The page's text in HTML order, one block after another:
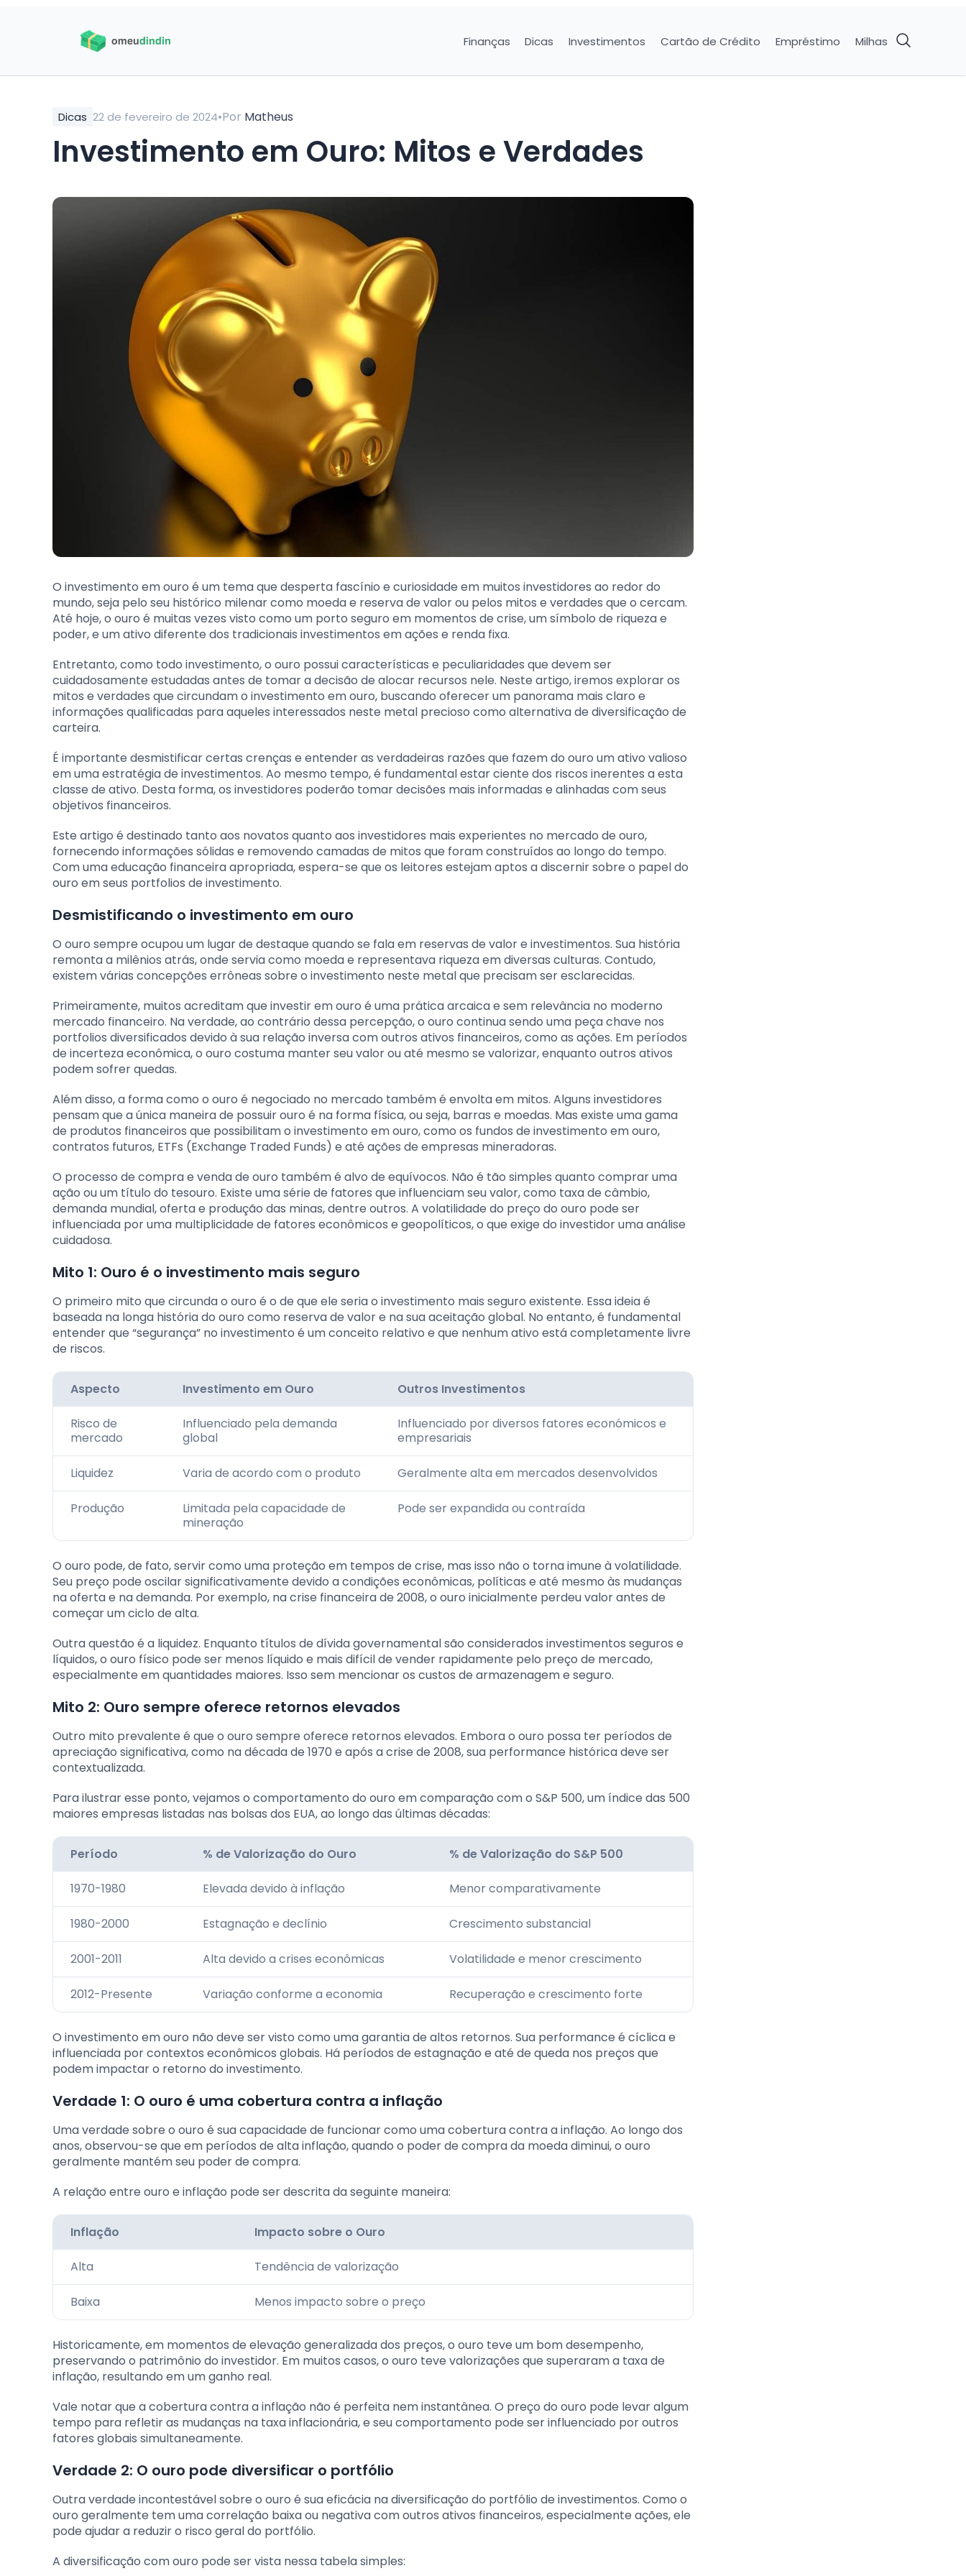
Finanças Dicas Investimentos Cartão de Crédito Empréstimo Milhas
Dicas 22 de fevereiro de 2024•Por Matheus
Investimento em Ouro: Mitos e Verdades
O investimento em ouro é um tema que desperta fascínio e curiosidade em muitos investidores ao redor do
mundo, seja pelo seu histórico milenar como moeda e reserva de valor ou pelos mitos e verdades que o cercam.
Até hoje, o ouro é muitas vezes visto como um porto seguro em momentos de crise, um símbolo de riqueza e
poder, e um ativo diferente dos tradicionais investimentos em ações e renda fixa.
Entretanto, como todo investimento, o ouro possui características e peculiaridades que devem ser
cuidadosamente estudadas antes de tomar a decisão de alocar recursos nele. Neste artigo, iremos explorar os
mitos e verdades que circundam o investimento em ouro, buscando oferecer um panorama mais claro e
informações qualificadas para aqueles interessados neste metal precioso como alternativa de diversificação de
carteira.
É importante desmistificar certas crenças e entender as verdadeiras razões que fazem do ouro um ativo valioso
em uma estratégia de investimentos. Ao mesmo tempo, é fundamental estar ciente dos riscos inerentes a esta
classe de ativo. Desta forma, os investidores poderão tomar decisões mais informadas e alinhadas com seus
objetivos financeiros.
Este artigo é destinado tanto aos novatos quanto aos investidores mais experientes no mercado de ouro,
fornecendo informações sólidas e removendo camadas de mitos que foram construídos ao longo do tempo.
Com uma educação financeira apropriada, espera-se que os leitores estejam aptos a discernir sobre o papel do
ouro em seus portfolios de investimento.
Desmistificando o investimento em ouro
O ouro sempre ocupou um lugar de destaque quando se fala em reservas de valor e investimentos. Sua história
remonta a milênios atrás, onde servia como moeda e representava riqueza em diversas culturas. Contudo,
existem várias concepções errôneas sobre o investimento neste metal que precisam ser esclarecidas.
Primeiramente, muitos acreditam que investir em ouro é uma prática arcaica e sem relevância no moderno
mercado financeiro. Na verdade, ao contrário dessa percepção, o ouro continua sendo uma peça chave nos
portfolios diversificados devido à sua relação inversa com outros ativos financeiros, como as ações. Em períodos
de incerteza econômica, o ouro costuma manter seu valor ou até mesmo se valorizar, enquanto outros ativos
podem sofrer quedas.
Além disso, a forma como o ouro é negociado no mercado também é envolta em mitos. Alguns investidores
pensam que a única maneira de possuir ouro é na forma física, ou seja, barras e moedas. Mas existe uma gama
de produtos financeiros que possibilitam o investimento em ouro, como os fundos de investimento em ouro,
contratos futuros, ETFs (Exchange Traded Funds) e até ações de empresas mineradoras.
O processo de compra e venda de ouro também é alvo de equívocos. Não é tão simples quanto comprar uma
ação ou um título do tesouro. Existe uma série de fatores que influenciam seu valor, como taxa de câmbio,
demanda mundial, oferta e produção das minas, dentre outros. A volatilidade do preço do ouro pode ser
influenciada por uma multiplicidade de fatores econômicos e geopolíticos, o que exige do investidor uma análise
cuidadosa.
Mito 1: Ouro é o investimento mais seguro
O primeiro mito que circunda o ouro é o de que ele seria o investimento mais seguro existente. Essa ideia é
baseada na longa história do ouro como reserva de valor e na sua aceitação global. No entanto, é fundamental
entender que “segurança” no investimento é um conceito relativo e que nenhum ativo está completamente livre
de riscos.
Aspecto Investimento em Ouro Outros Investimentos
Risco de
mercado
Influenciado pela demanda
global
Influenciado por diversos fatores económicos e
empresariais
Liquidez Varia de acordo com o produto Geralmente alta em mercados desenvolvidos
Produção
Limitada pela capacidade de
mineração
Pode ser expandida ou contraída
O ouro pode, de fato, servir como uma proteção em tempos de crise, mas isso não o torna imune à volatilidade.
Seu preço pode oscilar significativamente devido a condições econômicas, políticas e até mesmo às mudanças
na oferta e na demanda. Por exemplo, na crise financeira de 2008, o ouro inicialmente perdeu valor antes de
começar um ciclo de alta.
Outra questão é a liquidez. Enquanto títulos de dívida governamental são considerados investimentos seguros e
líquidos, o ouro físico pode ser menos líquido e mais difícil de vender rapidamente pelo preço de mercado,
especialmente em quantidades maiores. Isso sem mencionar os custos de armazenagem e seguro.
Mito 2: Ouro sempre oferece retornos elevados
Outro mito prevalente é que o ouro sempre oferece retornos elevados. Embora o ouro possa ter períodos de
apreciação significativa, como na década de 1970 e após a crise de 2008, sua performance histórica deve ser
contextualizada.
Para ilustrar esse ponto, vejamos o comportamento do ouro em comparação com o S&P 500, um índice das 500
maiores empresas listadas nas bolsas dos EUA, ao longo das últimas décadas:
Período % de Valorização do Ouro % de Valorização do S&P 500
1970-1980 Elevada devido à inflação Menor comparativamente
1980-2000 Estagnação e declínio Crescimento substancial
2001-2011 Alta devido a crises econômicas Volatilidade e menor crescimento
2012-Presente Variação conforme a economia Recuperação e crescimento forte
O investimento em ouro não deve ser visto como uma garantia de altos retornos. Sua performance é cíclica e
influenciada por contextos econômicos globais. Há períodos de estagnação e até de queda nos preços que
podem impactar o retorno do investimento.
Verdade 1: O ouro é uma cobertura contra a inflação
Uma verdade sobre o ouro é sua capacidade de funcionar como uma cobertura contra a inflação. Ao longo dos
anos, observou-se que em períodos de alta inflação, quando o poder de compra da moeda diminui, o ouro
geralmente mantém seu poder de compra.
A relação entre ouro e inflação pode ser descrita da seguinte maneira:
Inflação Impacto sobre o Ouro
Alta Tendência de valorização
Baixa Menos impacto sobre o preço
Historicamente, em momentos de elevação generalizada dos preços, o ouro teve um bom desempenho,
preservando o patrimônio do investidor. Em muitos casos, o ouro teve valorizações que superaram a taxa de
inflação, resultando em um ganho real.
Vale notar que a cobertura contra a inflação não é perfeita nem instantânea. O preço do ouro pode levar algum
tempo para refletir as mudanças na taxa inflacionária, e seu comportamento pode ser influenciado por outros
fatores globais simultaneamente.
Verdade 2: O ouro pode diversificar o portfólio
Outra verdade incontestável sobre o ouro é sua eficácia na diversificação do portfólio de investimentos. Como o
ouro geralmente tem uma correlação baixa ou negativa com outros ativos financeiros, especialmente ações, ele
pode ajudar a reduzir o risco geral do portfólio.
A diversificação com ouro pode ser vista nessa tabela simples: